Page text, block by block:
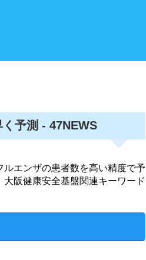
予測 - 47NEWS
エンザの患者数を高い精度で予
阪健康安全基盤関連キーワード